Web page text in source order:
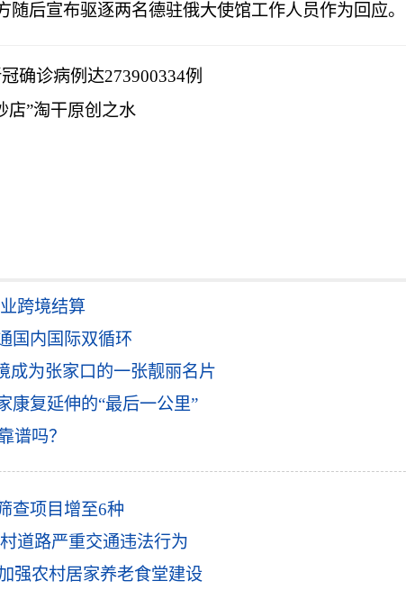
后宣布驱逐两名德驻俄大使馆工作人员作为回应。
确诊病例达273900334例
店”淘干原创之水
跨境结算
国内国际双循环
成为张家口的一张靓丽名片
康复延伸的“最后一公里”
谱吗？
查项目增至6种
道路严重交通违法行为
强农村居家养老食堂建设